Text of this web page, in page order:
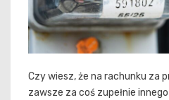
Czy wiesz, że na rachunku za
zawsze za coś zupełnie